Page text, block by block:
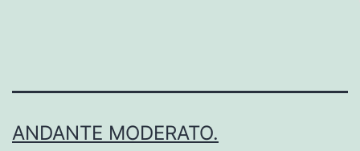
シ
ョ
ANDANTE MODERATO.